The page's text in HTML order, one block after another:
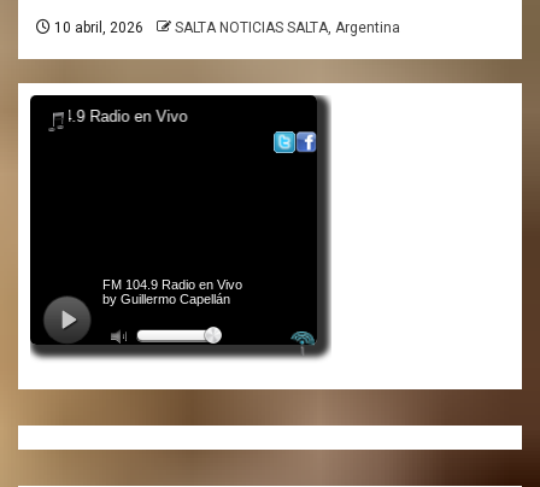
10 abril, 2026 SALTA NOTICIAS SALTA, Argentina